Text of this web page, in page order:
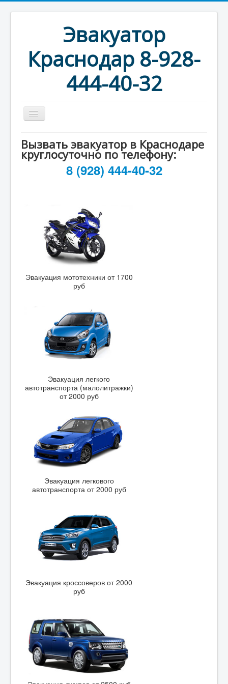
Эвакуатор
Краснодар 8-928-
444-40-32
Услуги и Цены
Вызвать эвакуатор в Краснодаре
круглосуточно по телефону:
8 (928) 444-40-32
Эвакуация мототехники от 1700
руб
Эвакуация легкого
автотранспорта (малолитражки)
от 2000 руб
Эвакуация легкового
автотранспорта от 2000 руб
Эвакуация кроссоверов от 2000
руб